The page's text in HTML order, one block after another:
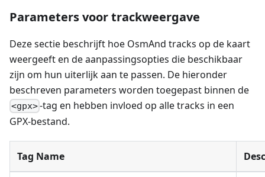
Parameters voor trackweergave
Deze sectie beschrijft hoe OsmAnd tracks op de kaart
weergeeft en de aanpassingsopties die beschikbaar
zijn om hun uiterlijk aan te passen. De hieronder
beschreven parameters worden toegepast binnen de
<gpx>-tag en hebben invloed op alle tracks in een
GPX-bestand.
Tag Name